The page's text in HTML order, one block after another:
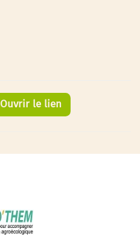
Ouvrir le lien